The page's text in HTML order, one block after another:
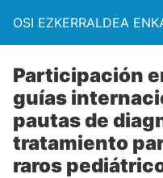
OSI EZKERRALDEA
Participación
guías
pautas de
tratamiento
raros